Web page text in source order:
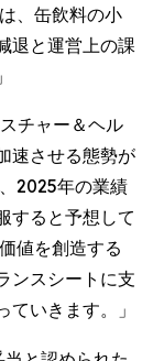
、缶飲料の小
退と運営上の課
チャー＆ヘル
速させる態勢が
2025年の業績
すると予想して
値を創造する
ンスシートに支
いきます。」